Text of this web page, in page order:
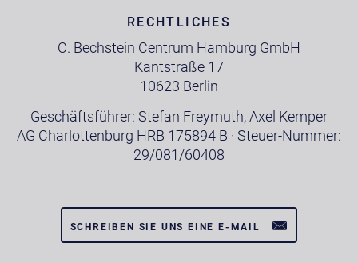
RECHTLICHES
C. Bechstein Centrum Hamburg GmbH
Kantstraße 17
10623 Berlin
Geschäftsführer: Stefan Freymuth, Axel Kemper
AG Charlottenburg HRB 175894 B · Steuer-Nummer:
29/081/60408
SCHREIBEN SIE UNS EINE E-MAIL